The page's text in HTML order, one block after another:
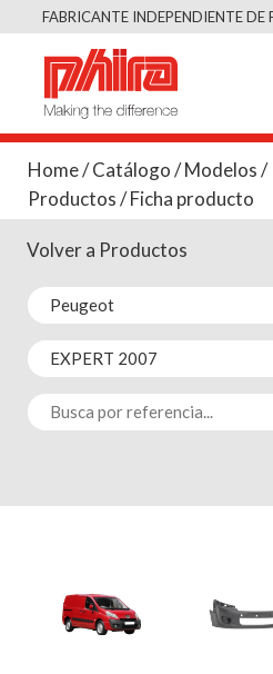
FABRICANTE INDEPENDIENTE DE
CALIDAD
Home/Catálogo/Modelos/
Productos/ Ficha producto
Volver a Productos